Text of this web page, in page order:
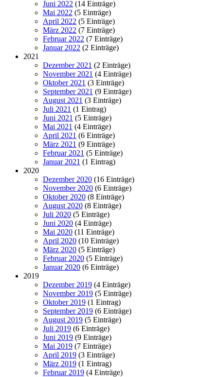
Juni 2022 (14 Einträge)
Mai 2022 (5 Einträge)
April 2022 (5 Einträge)
März 2022 (7 Einträge)
Februar 2022 (7 Einträge)
Januar 2022 (2 Einträge)
2021
Dezember 2021 (2 Einträge)
November 2021 (4 Einträge)
Oktober 2021 (3 Einträge)
September 2021 (9 Einträge)
August 2021 (3 Einträge)
Juli 2021 (1 Eintrag)
Juni 2021 (5 Einträge)
Mai 2021 (4 Einträge)
April 2021 (6 Einträge)
März 2021 (9 Einträge)
Februar 2021 (5 Einträge)
Januar 2021 (1 Eintrag)
2020
Dezember 2020 (16 Einträge)
November 2020 (6 Einträge)
Oktober 2020 (8 Einträge)
August 2020 (8 Einträge)
Juli 2020 (5 Einträge)
Juni 2020 (4 Einträge)
Mai 2020 (11 Einträge)
April 2020 (10 Einträge)
März 2020 (5 Einträge)
Februar 2020 (5 Einträge)
Januar 2020 (6 Einträge)
2019
Dezember 2019 (4 Einträge)
November 2019 (5 Einträge)
Oktober 2019 (1 Eintrag)
September 2019 (6 Einträge)
August 2019 (5 Einträge)
Juli 2019 (6 Einträge)
Juni 2019 (9 Einträge)
Mai 2019 (7 Einträge)
April 2019 (3 Einträge)
März 2019 (1 Eintrag)
Februar 2019 (4 Einträge)